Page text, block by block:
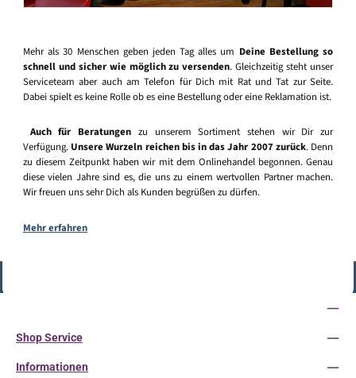
Mehr als 30 Menschen geben jeden Tag alles um Deine Bestellung so
schnell und sicher wie möglich zu versenden. Gleichzeitig steht unser
Serviceteam aber auch am Telefon für Dich mit Rat und Tat zur Seite.
Dabei spielt es keine Rolle ob es eine Bestellung oder eine Reklamation ist.
Auch für Beratungen zu unserem Sortiment stehen wir Dir zur
Verfügung. Unsere Wurzeln reichen bis in das Jahr 2007 zurück. Denn
zu diesem Zeitpunkt haben wir mit dem Onlinehandel begonnen. Genau
diese vielen Jahre sind es, die uns zu einem wertvollen Partner machen.
Wir freuen uns sehr Dich als Kunden begrüßen zu dürfen.
Mehr erfahren
Shop Service
Informationen